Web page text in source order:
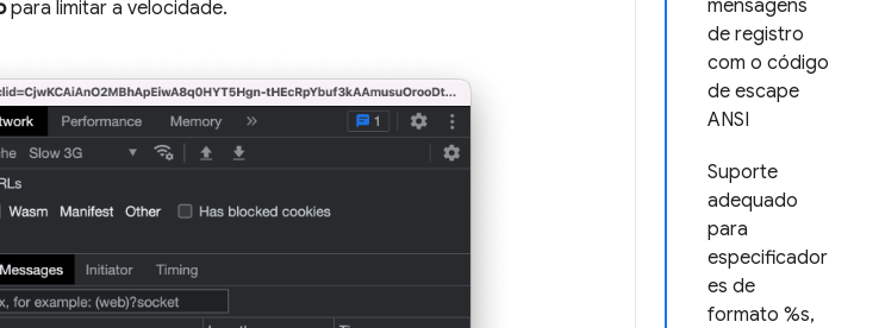
mensagens
de registro
com o código
de escape
ANSI
Suporte
adequado
para
especificador
es de
formato %s,
para limitar a velocidade.